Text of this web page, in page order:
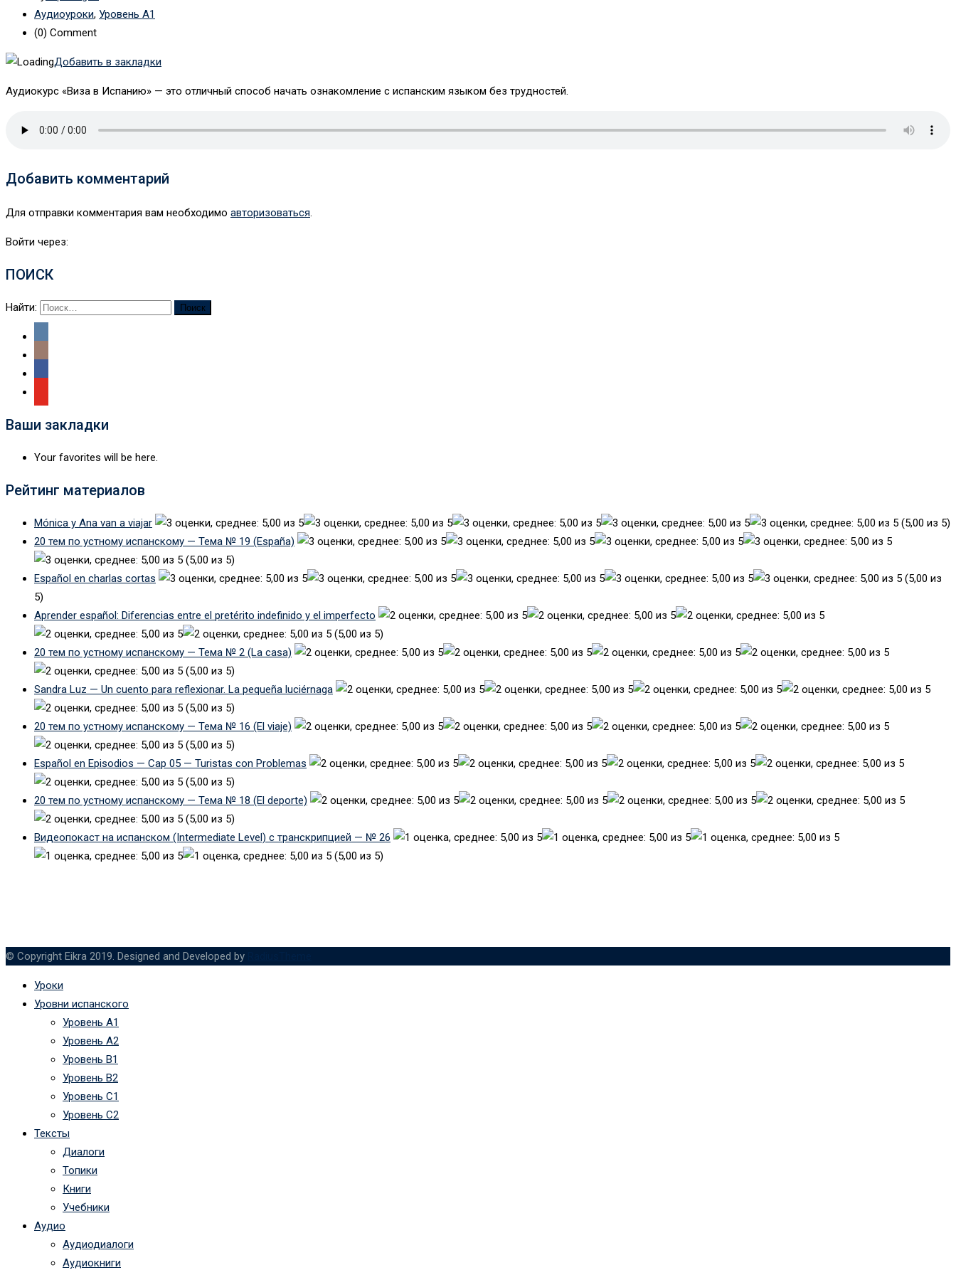
Аудиоуроки, Уровень А1
(0) Comment
Добавить в закладки
Аудиокурс «Виза в Испанию» — это отличный способ начать ознакомление с испанским языком без трудностей.
Добавить комментарий
Для отправки комментария вам необходимо авторизоваться
Войти через:
ПОИСК
Найти:
Ваши закладки
Your favorites will be here.
Рейтинг материалов
Mónica y Ana van a viajar
(5,00 из 5)
20 тем по устному испанскому — Тема № 19 (España)
(5,00 из 5)
Español en charlas cortas
(5,00 из
5)
Aprender español: Diferencias entre el pretérito indefinido y el imperfecto
(5,00 из 5)
20 тем по устному испанскому — Тема № 2 (La casa)
(5,00 из 5)
Sandra Luz — Un cuento para reflexionar. La pequeña luciérnaga
(5,00 из 5)
20 тем по устному испанскому — Тема № 16 (El viaje)
(5,00 из 5)
Español en Episodios — Cap 05 — Turistas con Problemas
(5,00 из 5)
20 тем по устному испанскому — Тема № 18 (El deporte)
(5,00 из 5)
Видеопокаст на испанском (Intermediate Level) с транскрипцией — № 26
(5,00 из 5)
© Copyright Eikra 2019. Designed and Developed by
Уроки
Уровни испанского
Уровень А1
Уровень А2
Уровень B1
Уровень B2
Уровень C1
Уровень C2
Тексты
Диалоги
Топики
Книги
Учебники
Аудио
Аудиодиалоги
Аудиокниги